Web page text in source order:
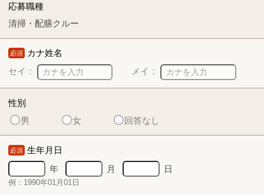
応募職種
清掃・配膳クルー
必須 カナ姓名
セイ：
メイ：
性別
男
女 回答なし
必須 生年月日
年
月 日
例：1990年01月01日